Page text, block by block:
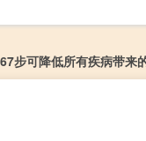
步可降低所有疾病带来